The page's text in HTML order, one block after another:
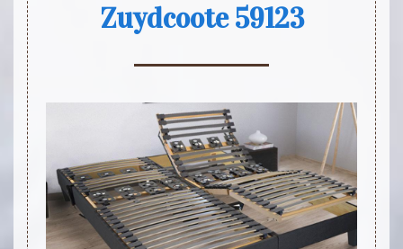
Zuydcoote 59123